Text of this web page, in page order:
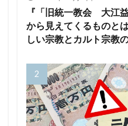
『「旧統一教会 大江
から見えてくるものと
しい宗教とカルト宗教